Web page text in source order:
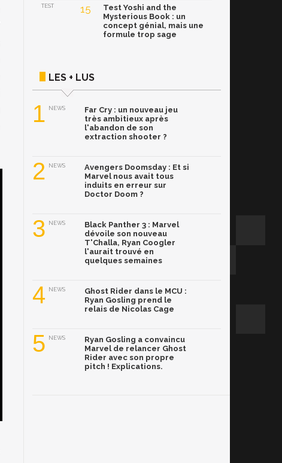
TEST 15
Test Yoshi and the
Mysterious Book : un
concept génial, mais une
formule trop sage
LES + LUS
1 NEWS
Far Cry : un nouveau jeu
très ambitieux après
l'abandon de son
extraction shooter ?
2 NEWS
Avengers Doomsday : Et si
Marvel nous avait tous
induits en erreur sur
Doctor Doom ?
3 NEWS
Black Panther 3 : Marvel
dévoile son nouveau
T'Challa, Ryan Coogler
l'aurait trouvé en
quelques semaines
4 NEWS
Ghost Rider dans le MCU :
Ryan Gosling prend le
relais de Nicolas Cage
5 NEWS
Ryan Gosling a convaincu
Marvel de relancer Ghost
Rider avec son propre
pitch ! Explications.